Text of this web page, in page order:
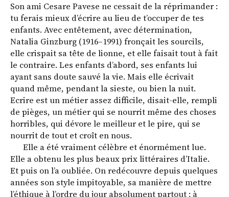
Son ami Cesare Pavese ne cessait de la réprimander :
tu ferais mieux d’écrire au lieu de t’occuper de tes
enfants. Avec entêtement, avec détermination,
Natalia Ginzburg (1916–1991) fronçait les sourcils,
elle crispait sa tête de lionne, et elle faisait tout à fait
le contraire. Les enfants d’abord, ses enfants lui
ayant sans doute sauvé la vie. Mais elle écrivait
quand même, pendant la sieste, ou bien la nuit.
Ecrire est un ­métier assez difficile, disait-elle, rempli
de pièges, un métier qui se nourrit même des choses
horribles, qui dévore le meilleur et le pire, qui se
nourrit de tout et croît en nous.
Elle a été vraiment célèbre et énormément lue.
Elle a obtenu les plus beaux prix littéraires d’Italie.
Et puis on l’a oubliée. On redécouvre depuis quelques
années son style impitoyable, sa manière de mettre
l’éthique à l’ordre du jour absolument partout : à